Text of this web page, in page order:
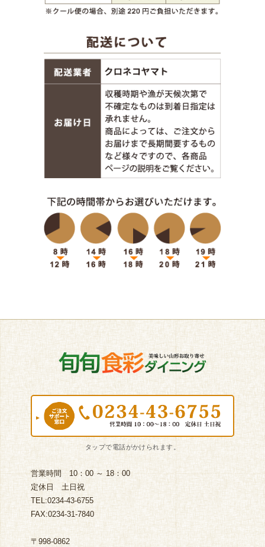
営業時間 10：00 ～ 18：00
定休日 土日祝
TEL:0234-43-6755
FAX:0234-31-7840
〒998-0862